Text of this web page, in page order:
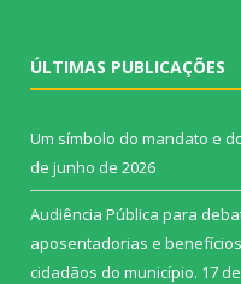
ÚLTIMAS PUBLICAÇÕES
Um símbolo do mandato e
de junho de 2026
Audiência Pública para
aposentadorias e
cidadãos do município. 17